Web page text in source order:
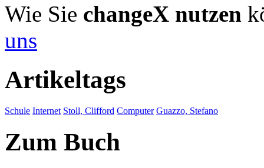
Wie Sie changeX nutzen
uns
Artikeltags
Schule Internet Stoll, Clifford Computer Guazzo, Stefano
Zum Buch